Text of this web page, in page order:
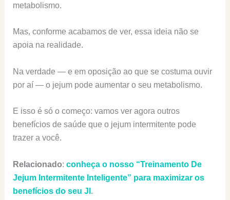
metabolismo.
Mas, conforme acabamos de ver, essa ideia não se
apoia na realidade.
Na verdade — e em oposição ao que se costuma ouvir
por aí — o jejum pode aumentar o seu metabolismo.
E isso é só o começo: vamos ver agora outros
benefícios de saúde que o jejum intermitente pode
trazer a você.
Relacionado: conheça o nosso “Treinamento De
Jejum Intermitente Inteligente” para maximizar os
benefícios do seu JI .